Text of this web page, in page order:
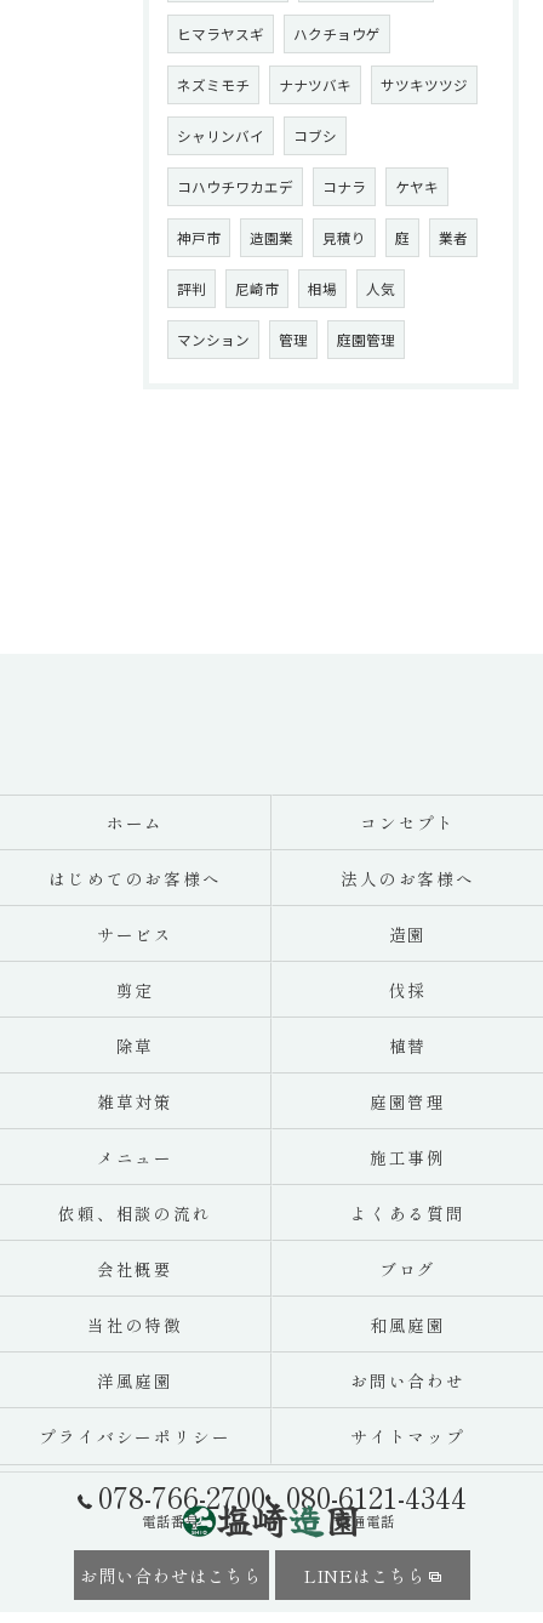
ヒマラヤスギ ハクチョウゲ
ネズミモチ ナナツバキ サツキツツジ
シャリンバイ コブシ
コハウチワカエデ コナラ ケヤキ
神戸市 造園業 見積り 庭 業者
評判 尼崎市 相場 人気
マンション 管理 庭園管理
078-766-2700
電話番号
080-6121-4344
直通電話
お問い合わせはこちら LINEはこちら
ホーム コンセプト
はじめてのお客様へ 法人のお客様へ
サービス 造園
剪定 伐採
除草 植替
雑草対策 庭園管理
メニュー 施工事例
依頼、相談の流れ よくある質問
会社概要 ブログ
当社の特徴 和風庭園
洋風庭園 お問い合わせ
プライバシーポリシー サイトマップ
© 2026 神戸市の造園業者なら塩崎造園 ALL RIGHTS RESERVED.